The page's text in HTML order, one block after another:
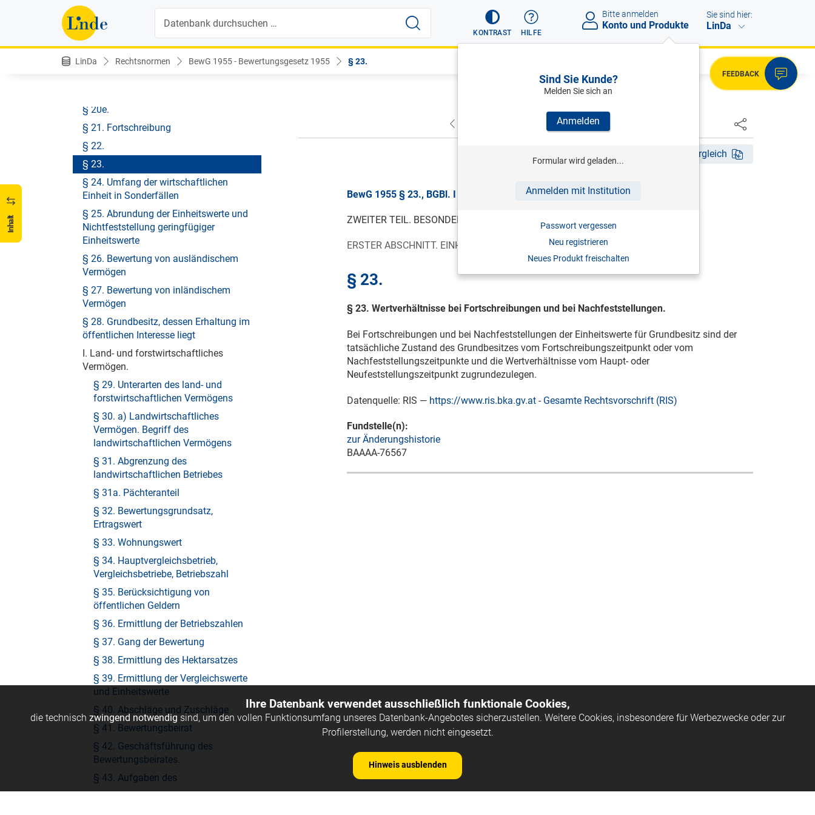
KONTRAST HILFE
Bitte anmelden
Konto und Produkte
Sind Sie Kunde?
Melden Sie sich an
Anmelden
Formular wird geladen...
Anmelden mit Institution
Passwort vergessen
Neu registrieren
Neues Produkt freischalten
Sie sind hier:
LinDa
LinDa Rechtsnormen BewG 1955 - Bewertungsgesetz 1955 § 23.
FEEDBACK
Inhalt
§ 20. Hauptfeststellung
§ 20a.
§ 20b.
§ 20e.
§ 21. Fortschreibung
§ 22.
§ 23.
§ 24. Umfang der wirtschaftlichen
Einheit in Sonderfällen
§ 25. Abrundung der Einheitswerte und
Nichtfeststellung geringfügiger
Einheitswerte
§ 26. Bewertung von ausländischem
Vermögen
§ 27. Bewertung von inländischem
Vermögen
§ 28. Grundbesitz, dessen Erhaltung im
öffentlichen Interesse liegt
I. Land- und forstwirtschaftliches
Vermögen.
§ 29. Unterarten des land- und
forstwirtschaftlichen Vermögens
§ 30. a) Landwirtschaftliches
Vermögen. Begriff des
landwirtschaftlichen Vermögens
§ 31. Abgrenzung des
landwirtschaftlichen Betriebes
§ 31a. Pächteranteil
§ 32. Bewertungsgrundsatz,
Ertragswert
§ 33. Wohnungswert
§ 34. Hauptvergleichsbetrieb,
Vergleichsbetriebe, Betriebszahl
§ 35. Berücksichtigung von
öffentlichen Geldern
§ 36. Ermittlung der Betriebszahlen
§ 37. Gang der Bewertung
§ 38. Ermittlung des Hektarsatzes
§ 39. Ermittlung der Vergleichswerte
und Einheitswerte
§ 40. Abschläge und Zuschläge
§ 41. Bewertungsbeirat
§ 42. Geschäftsführung des
Bewertungsbeirates.
§ 43. Aufgaben des
Bewertungsbeirates
NÄCHSTER
Fassungsvergleich
BewG 1955 § 23., BGBl. I Nr. 135/2024, gültig ab 23.07.2024
ZWEITER TEIL. BESONDERE BEWERTUNGSVORSCHRIFTEN.
ERSTER ABSCHNITT. EINHEITSBEWERTUNG.
§ 23.
§ 23. Wertverhältnisse bei Fortschreibungen und bei Nachfeststellungen.
Bei Fortschreibungen und bei Nachfeststellungen der Einheitswerte für Grundbesitz sind der
tatsächliche Zustand des Grundbesitzes vom Fortschreibungszeitpunkt oder vom
Nachfeststellungszeitpunkte und die Wertverhältnisse vom Haupt- oder
Neufeststellungszeitpunkt zugrundezulegen.
Datenquelle: RIS — https://www.ris.bka.gv.at - Gesamte Rechtsvorschrift (RIS)
Fundstelle(n):
zur Änderungshistorie
BAAAA-76567
Ihre Datenbank verwendet ausschließlich funktionale Cookies,
die technisch zwingend notwendig sind, um den vollen Funktionsumfang unseres Datenbank-Angebotes sicherzustellen. Weitere Cookies, insbesondere für Werbezwecke oder zur
Profilerstellung, werden nicht eingesetzt.
Hinweis ausblenden